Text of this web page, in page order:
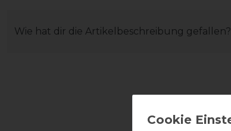
Wie hat dir die Artikelbeschreibung gefallen?